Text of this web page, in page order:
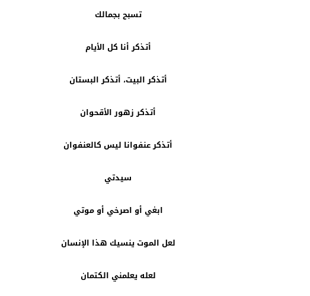
تسبح بجمالك
أتذكر أنا كل الأيام
أتذكر البيت، أتذكر البستان
أتذكر زهور الأقحوان
أتذكر عنفوانا ليس كالعنفوان
سيدتي
ابغي أو اصرخي أو موتي
لعل الموت ينسيك هذا الإنسان
لعله يعلمني الكتمان